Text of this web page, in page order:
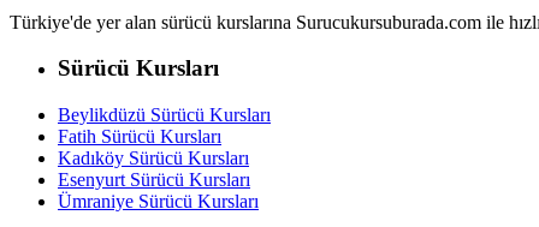
Türkiye'de yer alan sürücü kurslarına Surucukursuburada.com ile
Sürücü Kursları
Beylikdüzü Sürücü Kursları
Fatih Sürücü Kursları
Kadıköy Sürücü Kursları
Esenyurt Sürücü Kursları
Ümraniye Sürücü Kursları